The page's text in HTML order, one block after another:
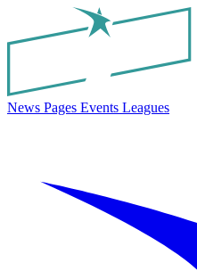
News Pages Events Leagues